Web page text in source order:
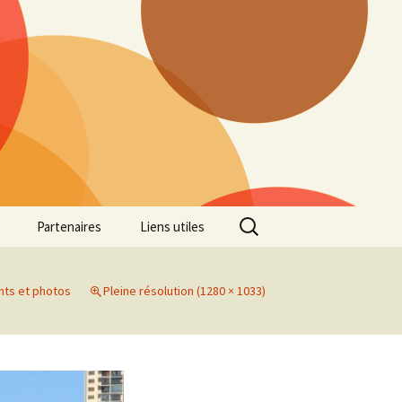
2021
Galerie photos Cross
2019
Partenaires Liens utiles Rechercher :
et photos Pleine résolution (1280 × 1033)